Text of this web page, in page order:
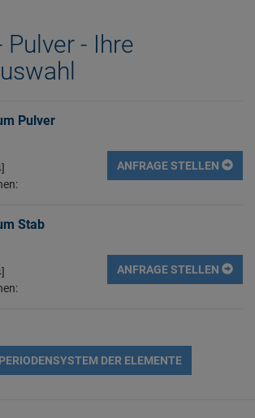
- Ihre
Pulver
ANFRAGE STELLEN
Stab
ANFRAGE STELLEN
DER ELEMENTE